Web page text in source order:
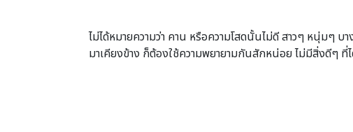
ไม่ได้หมายความว่า คาน หรือความโสดนั้นไม่ดี สาวๆ หนุ่มๆ บ
มาเคียงข้าง ก็ต้องใช้ความพยายามกันสักหน่อย ไม่มีสิ่งดีๆ ที่